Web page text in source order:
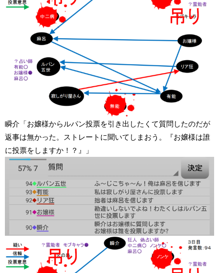
瞬介「お嬢様からルパン投票を引き出したくて質問したのだが
返事は無かった。ストレートに聞いてしまおう。『お嬢様は誰
に投票をしますか！？』」